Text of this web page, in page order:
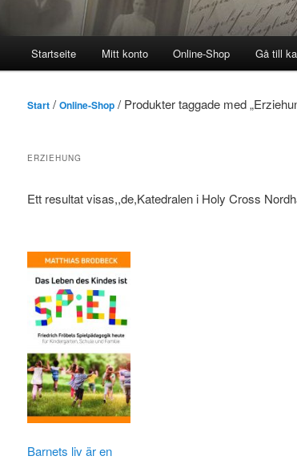
Startseite Mitt konto Online-Shop Gå till
Start / Online-Shop / Produkter taggade med „
ERZIEHUNG
Ett resultat visas,,de,Katedralen i Holy Cross
Barnets liv är en